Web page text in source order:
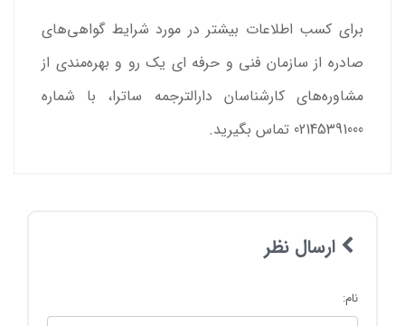
برای کسب اطلاعات بیشتر در مورد شرایط گواهی‌های
صادره از سازمان فنی و حرفه ای یک رو و بهره‌مندی از
مشاوره‌های کارشناسان دارالترجمه ساترا، با شماره
02145391000 تماس بگیرید.
ارسال نظر
نام: